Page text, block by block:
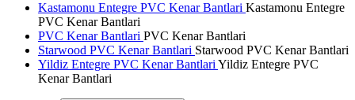
Kastamonu Entegre PVC Kenar Bantlari Kastamonu Entegre
PVC Kenar Bantlari
PVC Kenar Bantlari PVC Kenar Bantlari
Starwood PVC Kenar Bantlari Starwood PVC Kenar Bantlari
Yildiz Entegre PVC Kenar Bantlari Yildiz Entegre PVC
Kenar Bantlari